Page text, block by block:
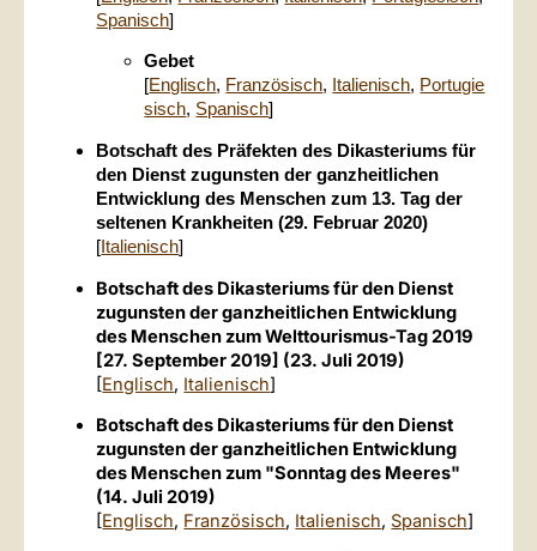
Spanisch]
Gebet
[Englisch, Französisch, Italienisch, Portugie
sisch, Spanisch]
Botschaft des Präfekten des Dikasteriums für
den Dienst zugunsten der ganzheitlichen
Entwicklung des Menschen zum 13. Tag der
seltenen Krankheiten (29. Februar 2020)
[ Italienisch]
Botschaft des Dikasteriums für den Dienst
zugunsten der ganzheitlichen Entwicklung
des Menschen zum Welttourismus-Tag 2019
[27. September 2019] (23. Juli 2019)
[Englisch, Italienisch]
Botschaft des Dikasteriums für den Dienst
zugunsten der ganzheitlichen Entwicklung
des Menschen zum "Sonntag des Meeres"
(14. Juli 2019)
[Englisch, Französisch, Italienisch, Spanisch]